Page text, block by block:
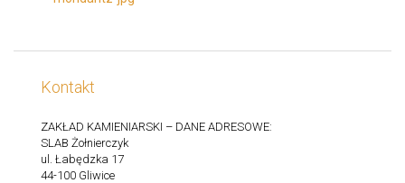
Kontakt
ZAKŁAD KAMIENIARSKI – DANE ADRESOWE:
SLAB Żołnierczyk
ul. Łabędzka 17
44-100 Gliwice